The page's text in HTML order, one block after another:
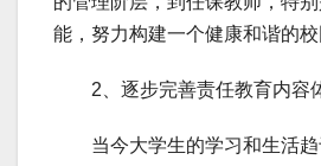
能，努力构建一个健康和谐的校
2、逐步完善责任教育内容
当今大学生的学习和生活趋